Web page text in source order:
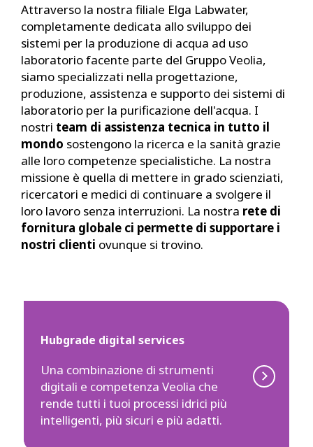
Attraverso la nostra filiale Elga Labwater,
completamente dedicata allo sviluppo dei
sistemi per la produzione di acqua ad uso
laboratorio facente parte del Gruppo Veolia,
siamo specializzati nella progettazione,
produzione, assistenza e supporto dei sistemi di
laboratorio per la purificazione dell'acqua. I
nostri team di assistenza tecnica in tutto il
mondo sostengono la ricerca e la sanità grazie
alle loro competenze specialistiche. La nostra
missione è quella di mettere in grado scienziati,
ricercatori e medici di continuare a svolgere il
loro lavoro senza interruzioni. La nostra rete di
fornitura globale ci permette di supportare i
nostri clienti ovunque si trovino.
Hubgrade digital services
Una combinazione di strumenti
digitali e competenza Veolia che
rende tutti i tuoi processi idrici più
intelligenti, più sicuri e più adatti.